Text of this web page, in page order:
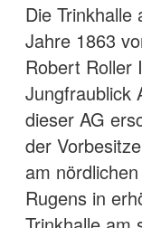
Die Trinkhalle
Jahre 1863
Robert Roller
Jungfraublick
dieser AG
der
am
Rugens in